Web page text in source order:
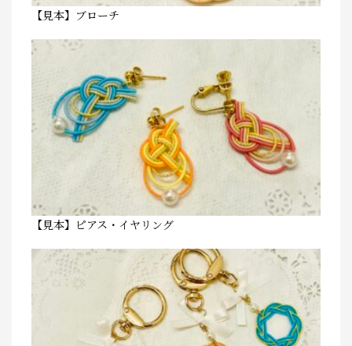
【見本】ブローチ
【見本】ピアス・イヤリング